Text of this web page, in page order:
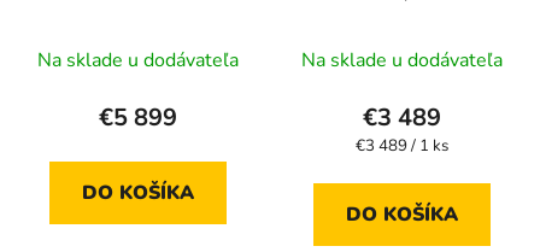
Na sklade u dodávateľa
€5 899
DO KOŠÍKA
Na sklade u dodávateľa
€3 489
Jednotková
€3 489 / 1 ks
DO KOŠÍKA